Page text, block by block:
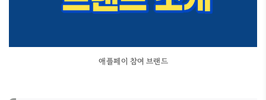
애플페이 참여 브랜드